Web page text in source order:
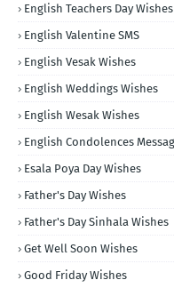
English Teachers Day Wishes
English Valentine SMS
English Vesak Wishes
English Weddings Wishes
English Wesak Wishes
English Condolences
Esala Poya Day Wishes
Father's Day Wishes
Father's Day Sinhala Wishes
Get Well Soon Wishes
Good Friday Wishes